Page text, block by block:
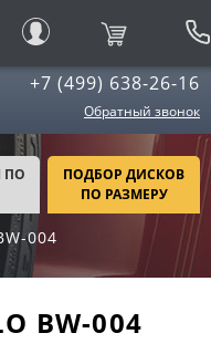
+7 (499) 638-26-16
Обратный звонок
ПО
ПОДБОР ДИСКОВ
ПО РАЗМЕРУ
004
BW-004